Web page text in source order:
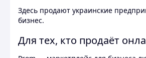
Здесь продают украинские
бизнес.
Для тех, кто продаёт